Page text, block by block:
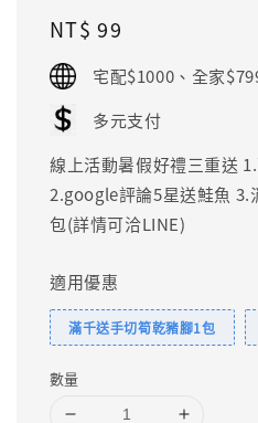
Regular
price
NT$ 99
宅配$1000、全家
多元支付
線上活動暑假好禮三重送
2.google評論5星送鮭魚 3.
包(詳情可洽LINE)
適用優惠
滿千送手切筍乾豬腳1包
數量